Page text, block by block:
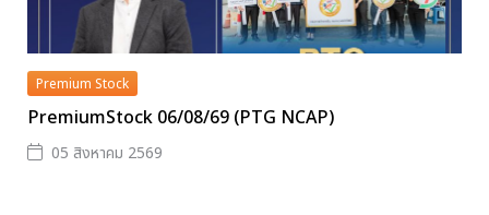
Premium Stock
PremiumStock 06/08/69 (PTG NCAP)
05 สิงหาคม 2569